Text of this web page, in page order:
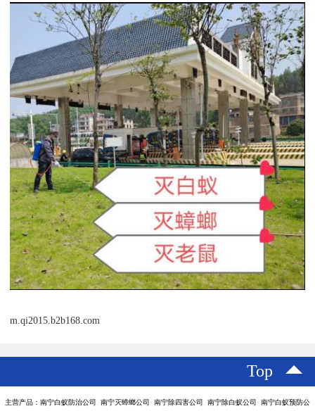
m.qi2015.b2b168.com
Top
主营产品：南宁白蚁防治公司 南宁灭蟑螂公司 南宁除四害公司 南宁除白蚁公司 南宁白蚁预防公